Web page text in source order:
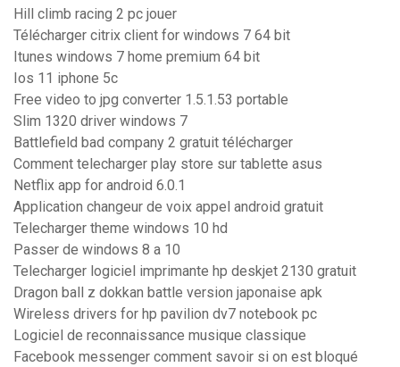
Hill climb racing 2 pc jouer
Télécharger citrix client for windows 7 64 bit
Itunes windows 7 home premium 64 bit
Ios 11 iphone 5c
Free video to jpg converter 1.5.1.53 portable
Slim 1320 driver windows 7
Battlefield bad company 2 gratuit télécharger
Comment telecharger play store sur tablette asus
Netflix app for android 6.0.1
Application changeur de voix appel android gratuit
Telecharger theme windows 10 hd
Passer de windows 8 a 10
Telecharger logiciel imprimante hp deskjet 2130 gratuit
Dragon ball z dokkan battle version japonaise apk
Wireless drivers for hp pavilion dv7 notebook pc
Logiciel de reconnaissance musique classique
Facebook messenger comment savoir si on est bloqué